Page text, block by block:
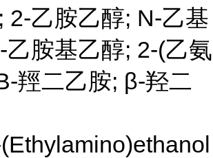
2-乙胺乙醇; N-乙基
乙胺基乙醇; 2-(乙氨
羥二乙胺; β-羟二